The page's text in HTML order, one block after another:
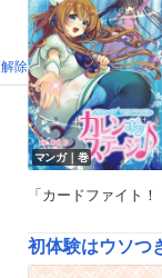
解除
ボー
ティ
マンガ｜巻
「カードファイト
初体験はウソつ